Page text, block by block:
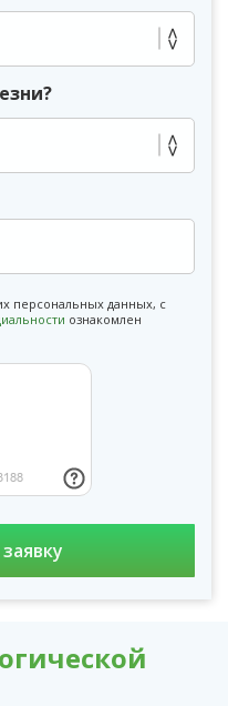
персональных данных, с
ознакомлен